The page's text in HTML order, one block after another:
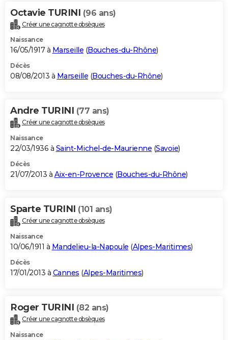
Octavie TURINI (96 ans)
Créer une cagnotte obsèques
Naissance
16/05/1917 à Marseille (Bouches-du-Rhône)
Décès
08/08/2013 à Marseille (Bouches-du-Rhône)
Andre TURINI (77 ans)
Créer une cagnotte obsèques
Naissance
22/03/1936 à Saint-Michel-de-Maurienne (Savoie)
Décès
21/07/2013 à Aix-en-Provence (Bouches-du-Rhône)
Sparte TURINI (101 ans)
Créer une cagnotte obsèques
Naissance
10/06/1911 à Mandelieu-la-Napoule (Alpes-Maritimes)
Décès
17/01/2013 à Cannes (Alpes-Maritimes)
Roger TURINI (82 ans)
Créer une cagnotte obsèques
Naissance